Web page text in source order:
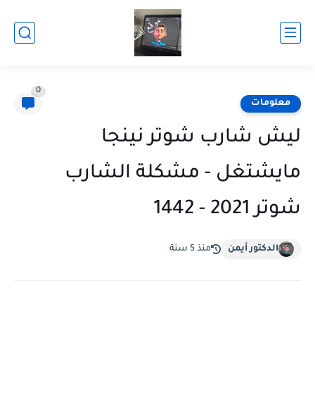
معلومات
0
ليش شارب شوتر نينجا
مايشتغل - مشكلة الشارب
شوتر 2021 - 1442
الدكتور أيمن منذ 5 سنة